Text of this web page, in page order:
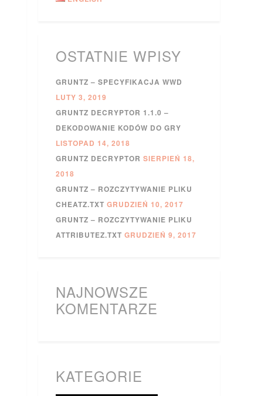
OSTATNIE WPISY
GRUNTZ – SPECYFIKACJA WWD
LUTY 3, 2019
GRUNTZ DECRYPTOR 1.1.0 –
DEKODOWANIE KODÓW DO GRY
LISTOPAD 14, 2018
GRUNTZ DECRYPTOR SIERPIEŃ 18,
2018
GRUNTZ – ROZCZYTYWANIE PLIKU
CHEATZ.TXT GRUDZIEŃ 10, 2017
GRUNTZ – ROZCZYTYWANIE PLIKU
ATTRIBUTEZ.TXT GRUDZIEŃ 9, 2017
NAJNOWSZE
KOMENTARZE
KATEGORIE